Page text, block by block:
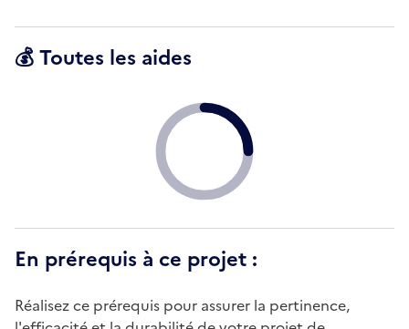
💰 Toutes les aides
En prérequis à ce projet :
Réalisez ce prérequis pour assurer la pertinence,